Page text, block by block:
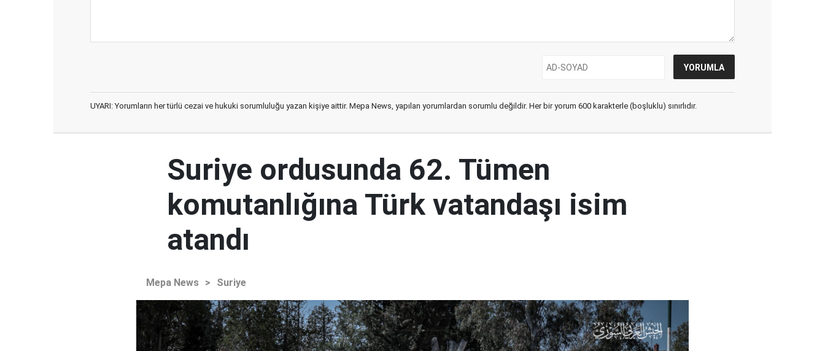
UYARI: Yorumların her türlü cezai ve hukuki sorumluluğu yazan kişiye aittir. Mepa News, yapılan yorumlardan sorumlu değildir. Her bir yorum 600 karakterle (boşluklu) sınırlıdır.
Suriye ordusunda 62. Tümen
komutanlığına Türk vatandaşı isim
atandı
Mepa News > Suriye